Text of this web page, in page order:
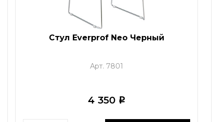
Стул Everprof Neo Черный
Арт. 7801
4 350 i